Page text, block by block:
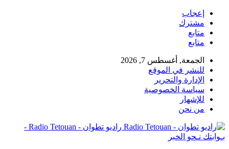
إعجاب
مشترك
متابع
متابع
الجمعة, أغسطس 7, 2026
للنشر في الموقع
الإدارة والتحرير
سياسة الخصوصية
للإشهار
من نحن
راديو تطوان - Radio Tetouan -
بـوابتك نـحو الخبر